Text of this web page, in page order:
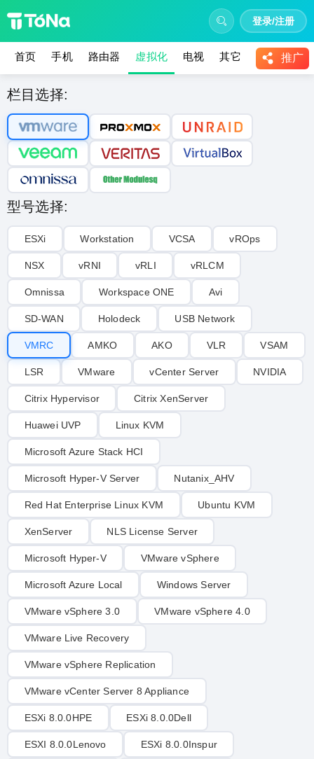
登录/注册
首页 手机 路由器 虚拟化 电视 其它 教程 推广
栏目选择:
型号选择:
ESXi Workstation VCSA vROps
NSX vRNI vRLI‌ vRLCM
Omnissa Workspace ONE Avi
SD-WAN Holodeck USB Network
VMRC AMKO AKO VLR VSAM
LSR VMware vCenter Server NVIDIA
Citrix Hypervisor Citrix XenServer
Huawei UVP Linux KVM
Microsoft Azure Stack HCI
Microsoft Hyper-V Server Nutanix_AHV
Red Hat Enterprise Linux KVM Ubuntu KVM
XenServer NLS License Server
Microsoft Hyper-V VMware vSphere
Microsoft Azure Local Windows Server
VMware vSphere 3.0 VMware vSphere 4.0
VMware Live Recovery
VMware vSphere Replication
VMware vCenter Server 8 Appliance
ESXi 8.0.0HPE ESXi 8.0.0Dell
ESXI 8.0.0Lenovo ESXi 8.0.0Inspur